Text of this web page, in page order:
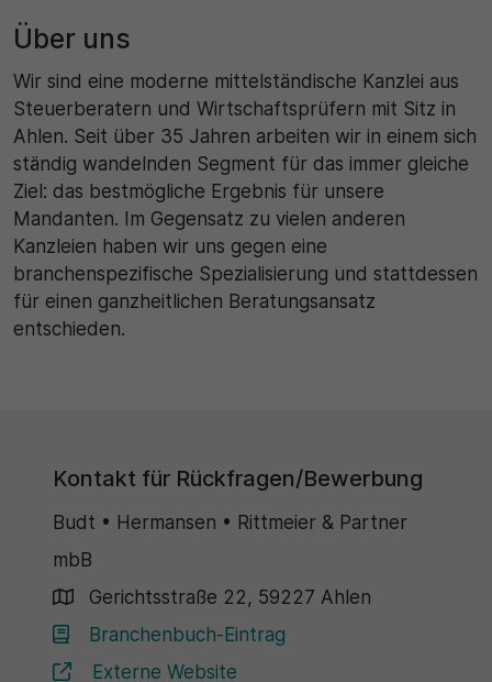
Über uns
Wir sind eine moderne mittelständische Kanzlei aus
Steuerberatern und Wirtschaftsprüfern mit Sitz in
Ahlen. Seit über 35 Jahren arbeiten wir in einem sich
ständig wandelnden Segment für das immer gleiche
Ziel: das bestmögliche Ergebnis für unsere
Mandanten. Im Gegensatz zu vielen anderen
Kanzleien haben wir uns gegen eine
branchenspezifische Spezialisierung und stattdessen
für einen ganzheitlichen Beratungsansatz
entschieden.
Kontakt für Rückfragen/Bewerbung
Budt • Hermansen • Rittmeier & Partner
mbB
Gerichtsstraße 22, 59227 Ahlen
Branchenbuch-Eintrag
Externe Website